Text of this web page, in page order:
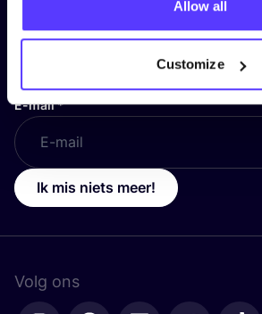
Allow all
Customize
Voornaam*
E-mail*
Ik mis niets meer!
Volg ons